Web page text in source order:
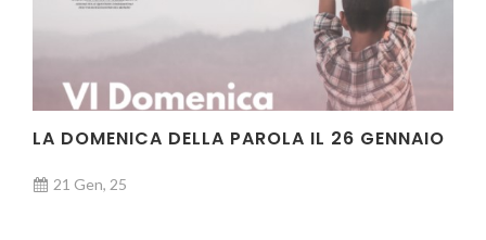
LA DOMENICA DELLA PAROLA IL 26 GENNAIO
21 Gen, 25